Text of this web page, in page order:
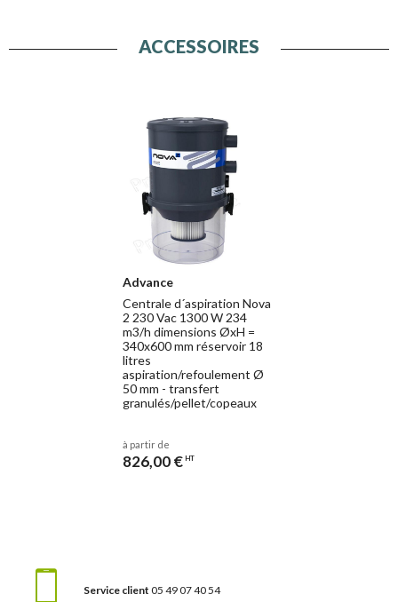
ACCESSOIRES
Advance
Centrale d´aspiration Nova
2 230 Vac 1300 W 234
m3/h dimensions ØxH =
340x600 mm réservoir 18
litres
aspiration/refoulement Ø
50 mm - transfert
granulés/pellet/copeaux
à partir de
826,00 € HT
Service client 05 49 07 40 54